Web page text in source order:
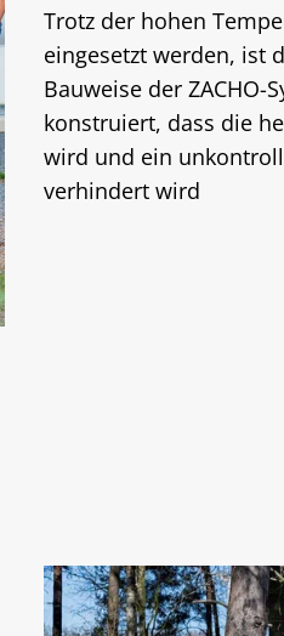
Trotz der hohen
eingesetzt werden, ist
Bauweise der
konstruiert, dass die
wird und ein
verhindert wird